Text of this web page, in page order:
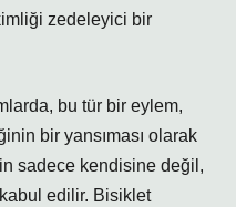
zedeleyici bir
bu tür bir eylem,
bir yansıması olarak
sadece kendisine değil,
edilir. Bisiklet